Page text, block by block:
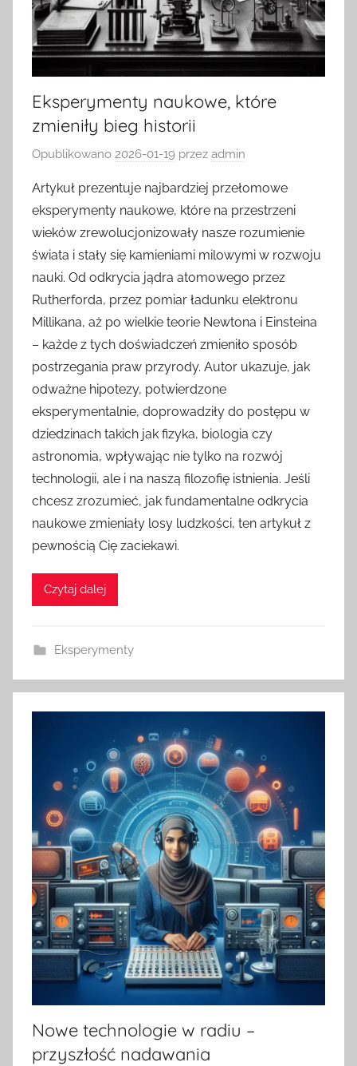
Eksperymenty naukowe, które
zmieniły bieg historii
Opublikowano 2026-01-19 przez admin
Artykuł prezentuje najbardziej przełomowe
eksperymenty naukowe, które na przestrzeni
wieków zrewolucjonizowały nasze rozumienie
świata i stały się kamieniami milowymi w rozwoju
nauki. Od odkrycia jądra atomowego przez
Rutherforda, przez pomiar ładunku elektronu
Millikana, aż po wielkie teorie Newtona i Einsteina
– każde z tych doświadczeń zmieniło sposób
postrzegania praw przyrody. Autor ukazuje, jak
odważne hipotezy, potwierdzone
eksperymentalnie, doprowadziły do postępu w
dziedzinach takich jak fizyka, biologia czy
astronomia, wpływając nie tylko na rozwój
technologii, ale i na naszą filozofię istnienia. Jeśli
chcesz zrozumieć, jak fundamentalne odkrycia
naukowe zmieniały losy ludzkości, ten artykuł z
pewnością Cię zaciekawi.
Czytaj dalej
Eksperymenty
Nowe technologie w radiu –
przyszłość nadawania